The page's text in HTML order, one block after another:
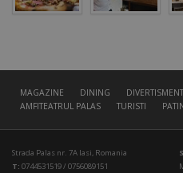
MAGAZINE DINING DIVERTISMENT
AMFITEATRUL PALAS
TURISTI
Strada Palas nr. 7A Iasi, Romania
T: 0744531519 / 0756089151